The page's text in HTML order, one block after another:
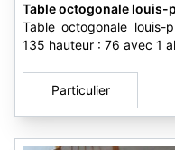
Table octogonale louis-
Table octogonale louis-
135 hauteur : 76 avec 1
Particulier